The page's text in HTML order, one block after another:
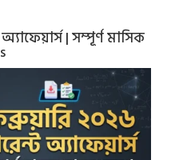
| সম্পূর্ণ মাসিক